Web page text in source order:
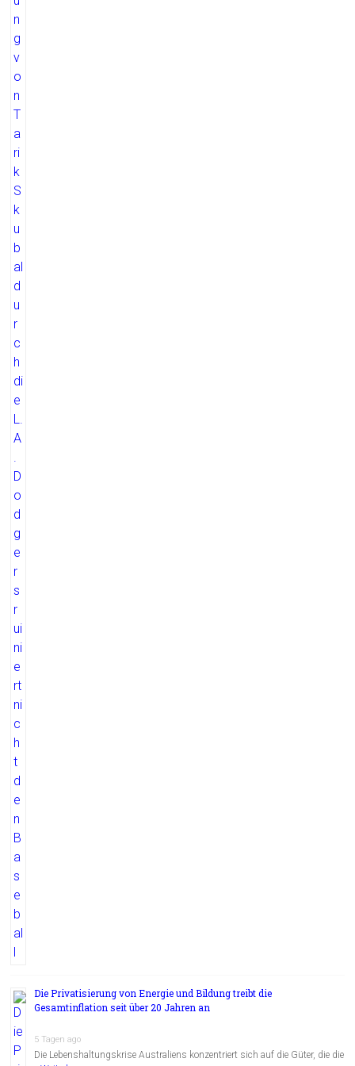
Die Privatisierung von Energie und Bildung treibt die
Gesamtinflation seit über 20 Jahren an
5 Tagen ago
Die Lebenshaltungskrise Australiens konzentriert sich auf die Güter, die die